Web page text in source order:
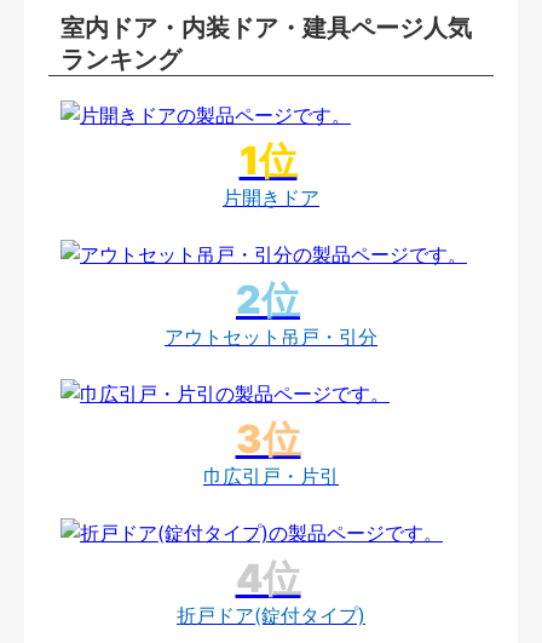
室内ドア・内装ドア・建具ページ人気
ランキング
片開きドア
アウトセット吊戸・引分
巾広引戸・片引
折戸ドア(錠付タイプ)